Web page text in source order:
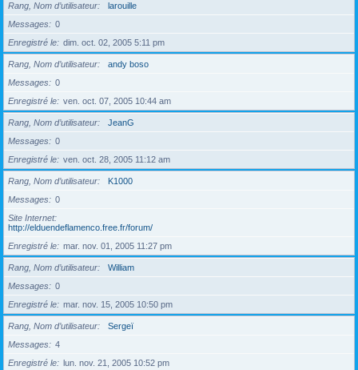
Rang, Nom d’utilisateur
larouille
Messages
0
Enregistré le
dim. oct. 02, 2005 5:11 pm
Rang, Nom d’utilisateur
andy boso
Messages
0
Enregistré le
ven. oct. 07, 2005 10:44 am
Rang, Nom d’utilisateur
JeanG
Messages
0
Enregistré le
ven. oct. 28, 2005 11:12 am
Rang, Nom d’utilisateur
K1000
Messages
0
Site Internet
http://elduendeflamenco.free.fr/forum/
Enregistré le
mar. nov. 01, 2005 11:27 pm
Rang, Nom d’utilisateur
William
Messages
0
Enregistré le
mar. nov. 15, 2005 10:50 pm
Rang, Nom d’utilisateur
Sergeï
Messages
4
Enregistré le
lun. nov. 21, 2005 10:52 pm